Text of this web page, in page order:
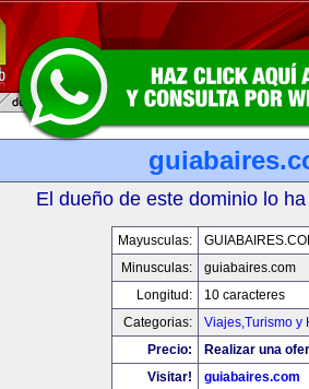
El dueño de este dominio lo
Mayusculas:
Minusculas:
guiabaires.com
Longitud:
10 caracteres
Categorias:
Viajes,Turismo y
Precio:
Realizar una
Visitar!
guiabaires.com